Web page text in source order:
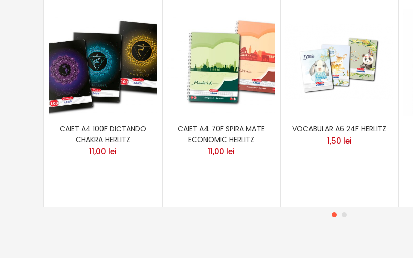
CAIET A4 100F DICTANDO
CHAKRA HERLITZ
11,00 lei
CAIET A4 70F SPIRA MATE
ECONOMIC HERLITZ
11,00 lei
VOCABULAR A6 24F HERLITZ
1,50 lei